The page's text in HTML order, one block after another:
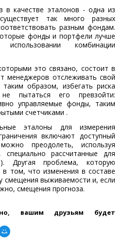
в качестве эталонов - одна из
так много разных
разным фондам.
фонды и портфели лучше
комбинации
это связано, состоит в
менеджеров отслеживать свой
образом, избегать риска
пытаться его превзойти:
управляемые фонды, таким
счетчиками .
эталоны для измерения
включают доступный
преодолеть, используя
специально рассчитанные для
Другая проблема, которую
в том, что изменения в составе
смещения выживаемости и, если
смещения прогноза.
вашим друзьям будет